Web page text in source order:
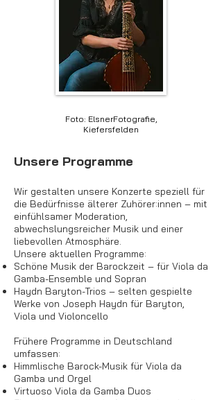
Foto: ElsnerFotografie,
Kiefersfelden
Unsere Programme
Wir gestalten unsere Konzerte speziell für
die Bedürfnisse älterer Zuhörer:innen – mit
einfühlsamer Moderation,
abwechslungsreicher Musik und einer
liebevollen Atmosphäre.
Unsere aktuellen Programme:
Schöne Musik der Barockzeit – für Viola da
Gamba-Ensemble und Sopran
Haydn Baryton-Trios – selten gespielte
Werke von Joseph Haydn für Baryton,
Viola und Violoncello
Frühere Programme in Deutschland
umfassen:
Himmlische Barock-Musik für Viola da
Gamba und Orgel
Virtuoso Viola da Gamba Duos